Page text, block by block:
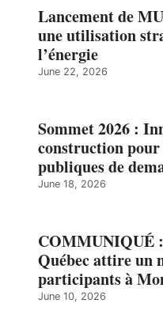
Lancement de
une utilisation
l’énergie
June 22, 2026
Sommet 2026 :
construction
publiques de
June 18, 2026
COMMUNIQUÉ
Québec attire un
participants à
June 10, 2026